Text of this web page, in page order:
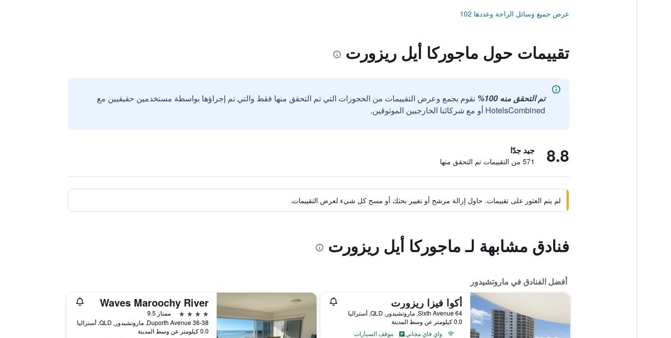
عرض جميع وسائل الراحة وعددها 102
تقييمات حول ماجوركا أيل ريزورت
تم التحقق منه 100%
نقوم بجمع وعرض التقييمات من الحجوزات التي تم التحقق منها فقط والتي تم إجراؤها بواسطة مستخدمين حقيقيين مع
HotelsCombined أو مع شركائنا الخارجيين الموثوقين.
8.8 جيد جدًا
571 من التقييمات تم التحقق منها
لم يتم العثور على تقييمات. حاول إزالة مرشح أو تغيير بحثك أو مسح كل شيء لعرض التقييمات.
فنادق مشابهة لـ ماجوركا أيل ريزورت
أفضل الفنادق في ماروتشيدور
أكوا فيزا ريزورت
64 Sixth Avenue, ماروتشيدور, QLD, أستراليا
0.0 كيلومتر عن وسط المدينة
واي فاي مجاني
موقف السيارات
Waves Maroochy River
4 نجوم
ممتاز 9.5
36-38 Duporth Avenue, ماروتشيدور, QLD, أستراليا
0.0 كيلومتر عن وسط المدينة